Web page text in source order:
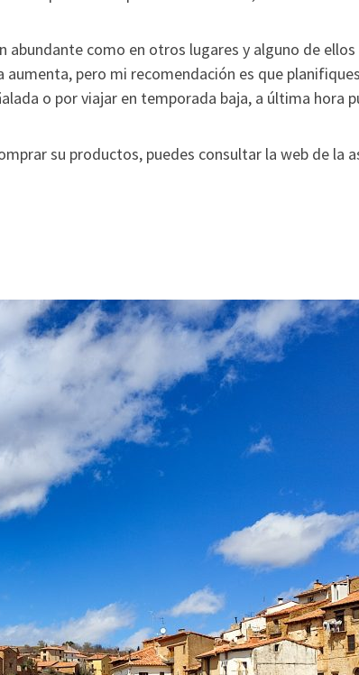
como en otros lugares y alguno de ellos
pero mi recomendación es que
o por viajar en temporada baja, a última hora
su productos, puedes consultar la web de la